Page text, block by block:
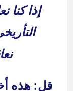
إذا كنا
قل: هذه